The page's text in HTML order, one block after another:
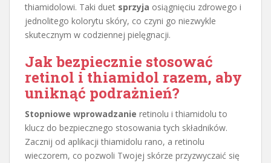
thiamidolowi. Taki duet sprzyja osiągnięciu zdrowego i
jednolitego kolorytu skóry, co czyni go niezwykle
skutecznym w codziennej pielęgnacji.
Jak bezpiecznie stosować
retinol i thiamidol razem, aby
uniknąć podrażnień?
Stopniowe wprowadzanie retinolu i thiamidolu to
klucz do bezpiecznego stosowania tych składników.
Zacznij od aplikacji thiamidolu rano, a retinolu
wieczorem, co pozwoli Twojej skórze przyzwyczaić się